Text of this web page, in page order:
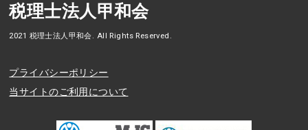
税理士法人甲和会
2021 税理士法人甲和会. All Rights Reserved.
プライバシーポリシー
当サイトのご利用について